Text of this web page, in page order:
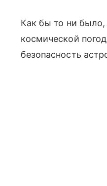
Как бы то ни было,
космической
безопасность